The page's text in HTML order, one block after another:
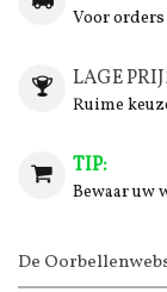
Voor orders
LAGE
Ruime
TIP:
Bewaar uw
De